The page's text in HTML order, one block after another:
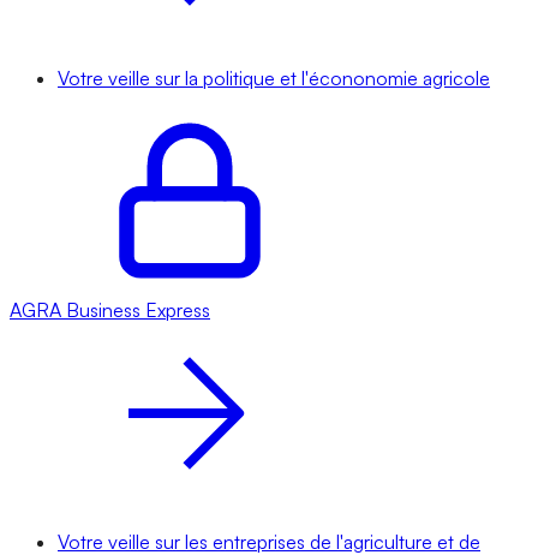
Votre veille sur la politique et l'écononomie agricole
AGRA Business Express
Votre veille sur les entreprises de l'agriculture et de